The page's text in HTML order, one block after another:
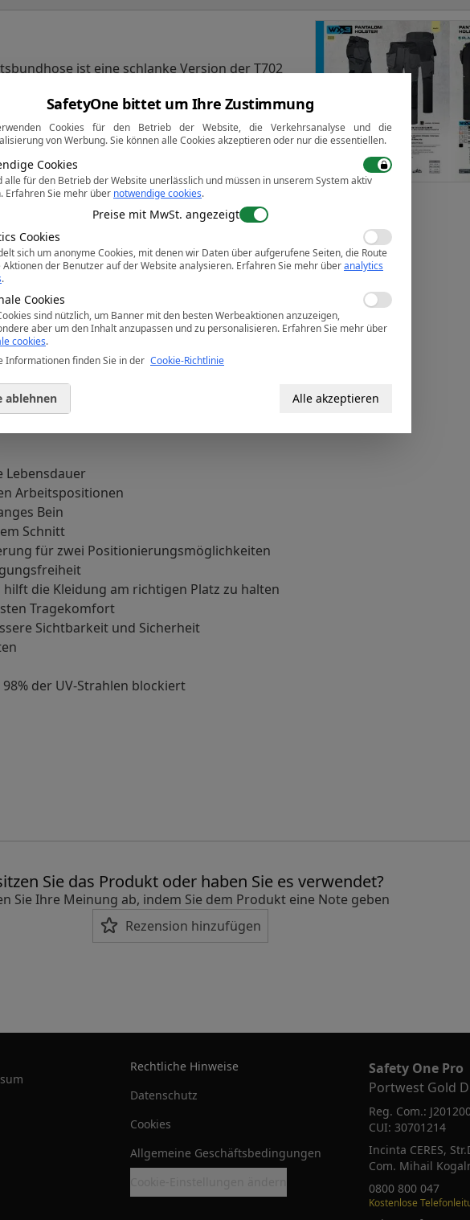
ist eine schlanke Version der T702
für ausreichend Stauraum und Sicherheit.
Poly-Baumwoll-Canvas-Gewebe mit
eine Vielzahl praktischer Funktionen,
ein hochgezogener hinterer Bund und
Komfort. Innovative Stretcheinsätze
Flexibilität in den wichtigsten
Polyester, 35 % Baumwolle Canvas
Elasthan
Komfort
für maximalen Komfort
Bewegungsbereichen bieten
Lebensdauer
Arbeitspositionen
Bein
Schnitt
für zwei Positionierungsmöglichkeiten
die Kleidung am richtigen Platz zu halten
Tragekomfort
Sichtbarkeit und Sicherheit
98% der UV-Strahlen blockiert
Sie das Produkt oder haben Sie es verwendet?
Sie Ihre Meinung ab, indem Sie dem Produkt eine Note geben
Rezension hinzufügen
Rechtliche Hinweise
Datenschutz
Cookies
Allgemeine Geschäftsbedingungen
Safety One Pro
Portwest Gold
Reg. Com.:
CUI: 30701214
Incinta CERES,
Com. Mihail
0800 800 047
Kostenlose
SafetyOne bittet um Ihre Zustimmung
Cookies für den Betrieb der Website, die Verkehrsanalyse und die
von Werbung. Sie können alle Cookies akzeptieren oder nur die essentiellen.
Cookies
alle für den Betrieb der Website unerlässlich und müssen in unserem System aktiv
Erfahren Sie mehr über notwendige cookies.
Preise mit MwSt. angezeigt
Cookies
sich um anonyme Cookies, mit denen wir Daten über aufgerufene Seiten, die Route
Aktionen der Benutzer auf der Website analysieren. Erfahren Sie mehr überanalytics
.
Cookies
sind nützlich, um Banner mit den besten Werbeaktionen anzuzeigen,
aber um den Inhalt anzupassen und zu personalisieren. Erfahren Sie mehr über
cookies.
Informationen finden Sie in der Cookie-Richtlinie
ablehnen Alle akzeptieren